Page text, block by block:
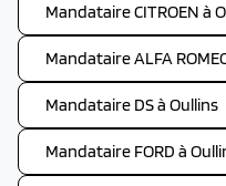
Mandataire CITROEN à
Mandataire ALFA
Mandataire DS à Oullins
Mandataire FORD à